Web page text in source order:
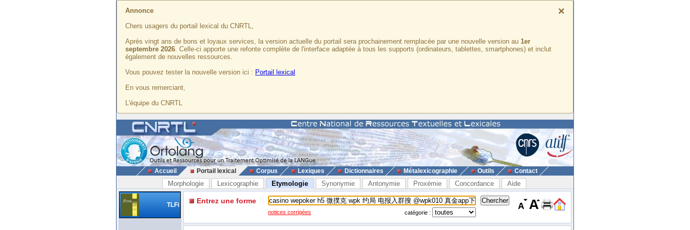
×
Annonce
Chers usagers du portail lexical du CNRTL,
Après vingt ans de bons et loyaux services, la version actuelle du portail sera prochainement remplacée par une nouvelle version au 1er
septembre 2026. Celle-ci apporte une refonte complète de l'interface adaptée à tous les supports (ordinateurs, tablettes, smartphones) et inclut
également de nouvelles ressources.
Vous pouvez tester la nouvelle version ici : Portail lexical
En vous remerciant,
L'équipe du CNRTL
Accueil Portail lexical Corpus Lexiques Dictionnaires Métalexicographie Outils Contact
Morphologie Lexicographie Etymologie Synonymie Antonymie Proxémie Concordance Aide
TLFi Entrez une forme
notices corrigées catégorie :